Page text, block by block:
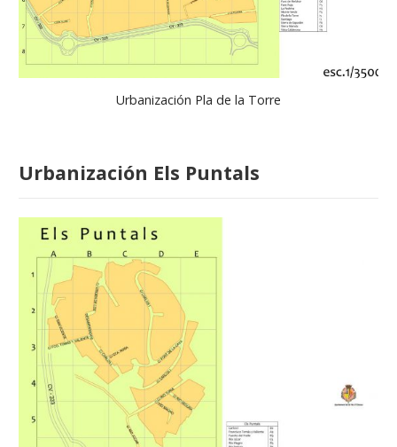
Urbanización Pla de la Torre
Urbanización Els Puntals